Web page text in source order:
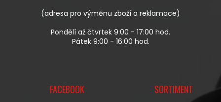
(adresa pro výměnu zboží a reklamace)
Pondělí až čtvrtek 9:00 - 17:00 hod.
Pátek 9:00 - 16:00 hod.
FACEBOOK SORTIMENT